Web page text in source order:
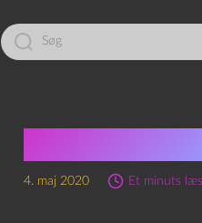
Led
efter:
4. maj 2020 Et minuts